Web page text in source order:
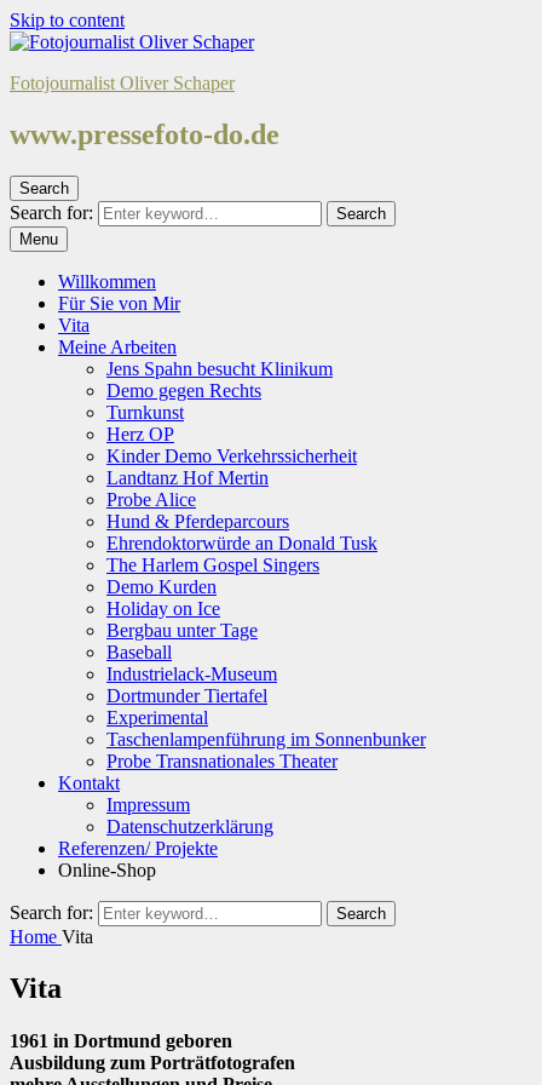
Skip to content
Fotojournalist Oliver Schaper
www.pressefoto-do.de
Search
Search for:
Search
Menu
Willkommen
Für Sie von Mir
Vita
Meine Arbeiten
Jens Spahn besucht Klinikum
Demo gegen Rechts
Turnkunst
Herz OP
Kinder Demo Verkehrssicherheit
Landtanz Hof Mertin
Probe Alice
Hund & Pferdeparcours
Ehrendoktorwürde an Donald Tusk
The Harlem Gospel Singers
Demo Kurden
Holiday on Ice
Bergbau unter Tage
Baseball
Industrielack-Museum
Dortmunder Tiertafel
Experimental
Taschenlampenführung im Sonnenbunker
Probe Transnationales Theater
Kontakt
Impressum
Datenschutzerklärung
Referenzen/ Projekte
Online-Shop
Search for: Search
Home Vita
Vita
1961 in Dortmund geboren
Ausbildung zum Porträtfotografen